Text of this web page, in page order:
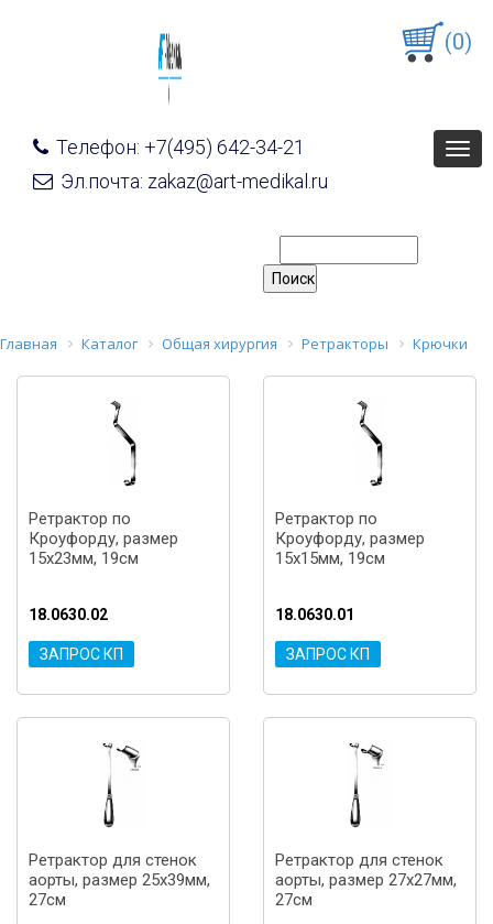
Телефон: +7(495) 642-34-21
Эл.почта: zakaz@art-medikal.ru
(0)
Главная Каталог Общая хирургия Ретракторы Крючки
Ретрактор по
Кроуфорду, размер
15x23мм, 19cм
18.0630.02
ЗАПРОС КП
Ретрактор по
Кроуфорду, размер
15x15мм, 19cм
18.0630.01
ЗАПРОС КП
Ретрактор для стенок
аорты, размер 25x39мм,
27см
Ретрактор для стенок
аорты, размер 27x27мм,
27см